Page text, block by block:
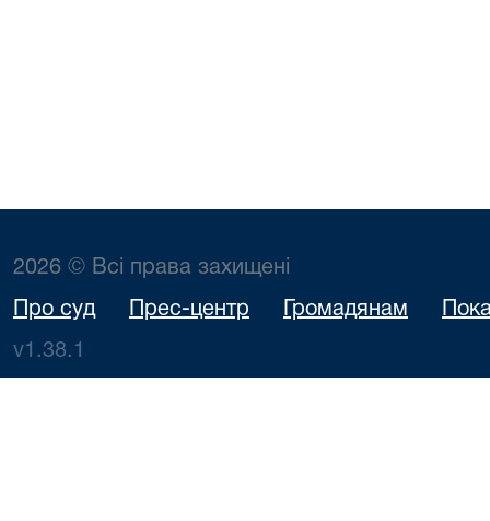
2026 © Всі права захищені
Про суд Прес-центр Громадянам
v1.38.1